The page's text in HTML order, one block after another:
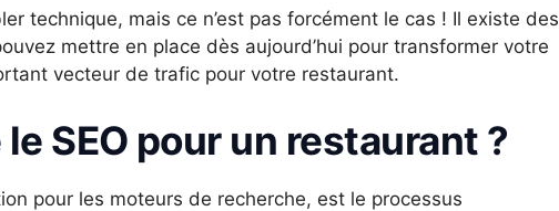
technique, mais ce n’est pas forcément le cas ! Il existe des
mettre en place dès aujourd’hui pour transformer votre
vecteur de trafic pour votre restaurant.
SEO pour un restaurant ?
pour les moteurs de recherche, est le processus